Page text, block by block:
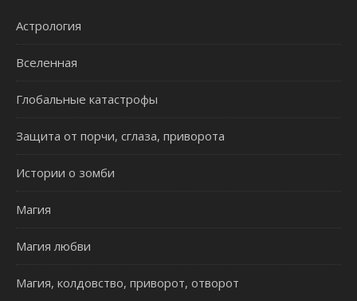
Астрология
Вселенная
Глобальные катастрофы
Защита от порчи, сглаза, приворота
Истории о зомби
Магия
Магия любви
Магия, колдовство, приворот, отворот